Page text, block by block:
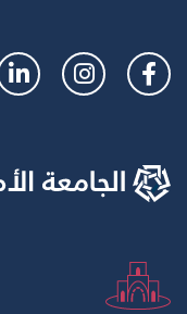
Social Links